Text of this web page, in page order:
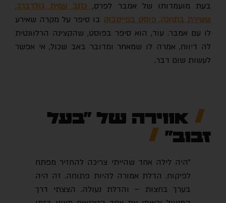
בעת מועמדותו של אמבר לפרס,כתב עמית גולדברג,
ששירת בתחנה, פוסט בפייסבוקבו סיפר על מקרה שאירע
לו עם אמבר. עוד, הוא סיפר בפוסט, שהקצינה הרלוונטית
לה דיווח, אמרה לו שמאחר ומדובר באב שכול, אי אפשר
לעשות שום דבר.
אווירה של "בעל
זבוב"
"היה לילה אחד שהייתי צריכה להחזיר מפתח
לפיקוח. הדלת אמורה להיות פתוחה. זה היה
בערך בחצות – והדלת נעולה. הצצתי דרך